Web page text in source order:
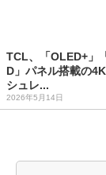
TCL、「OLED+」
D」パネル搭載の
シュレ...
2026年5月14日